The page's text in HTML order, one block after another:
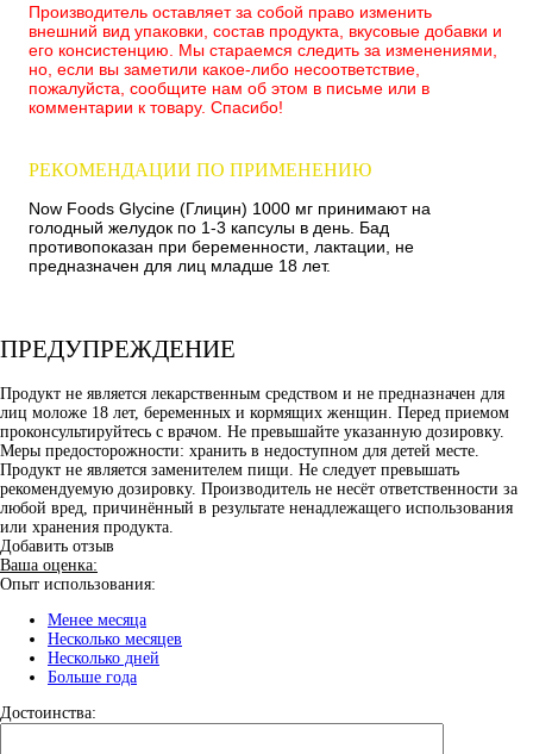
Производитель оставляет за собой право изменить
внешний вид упаковки, состав продукта, вкусовые добавки и
его консистенцию. Мы стараемся следить за изменениями,
но, если вы заметили какое-либо несоответствие,
пожалуйста, сообщите нам об этом в письме или в
комментарии к товару. Спасибо!
РЕКОМЕНДАЦИИ ПО ПРИМЕНЕНИЮ
Now Foods Glycine (Глицин) 1000 мг принимают на
голодный желудок по 1-3 капсулы в день. Бад
противопоказан при беременности, лактации, не
предназначен для лиц младше 18 лет.
ПРЕДУПРЕЖДЕНИЕ
Продукт не является лекарственным средством и не предназначен для
лиц моложе 18 лет, беременных и кормящих женщин. Перед приемом
проконсультируйтесь с врачом. Не превышайте указанную дозировку.
Меры предосторожности: хранить в недоступном для детей месте.
Продукт не является заменителем пищи. Не следует превышать
рекомендуемую дозировку. Производитель не несёт ответственности за
любой вред, причинённый в результате ненадлежащего использования
или хранения продукта.
Добавить отзыв
Ваша оценка:
Опыт использования:
Менее месяца
Несколько месяцев
Несколько дней
Больше года
Достоинства: